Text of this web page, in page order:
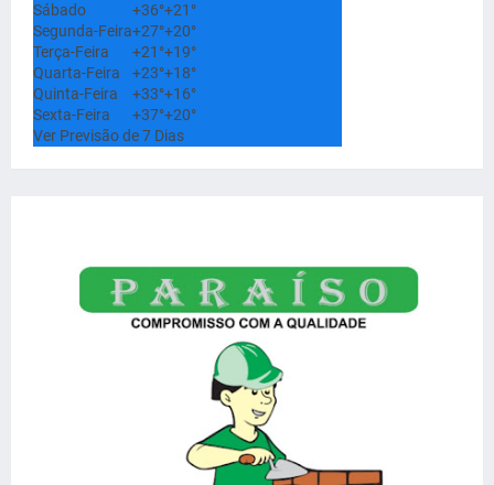
Sábado
+36°+21°
Segunda-Feira+27°+20°
Terça-Feira
+21°+19°
Quarta-Feira
+23°+18°
Quinta-Feira
+33°+16°
Sexta-Feira
+37°+20°
Ver Previsão de 7 Dias